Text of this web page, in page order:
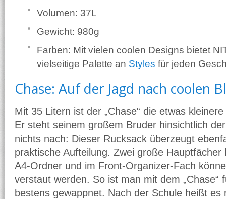
Volumen: 37L
Gewicht: 980g
Farben: Mit vielen coolen Designs bietet
vielseitige Palette an Styles für jeden
Chase: Auf der Jagd nach coolen
Mit 35 Litern ist der „Chase“ die etwas
Er steht seinem großem Bruder hinsichtlich
nichts nach: Dieser Rucksack überzeugt
praktische Aufteilung. Zwei große Hauptfächer
A4-Ordner und im Front-Organizer-Fach
verstaut werden. So ist man mit dem „Chase“
bestens gewappnet. Nach der Schule heißt es